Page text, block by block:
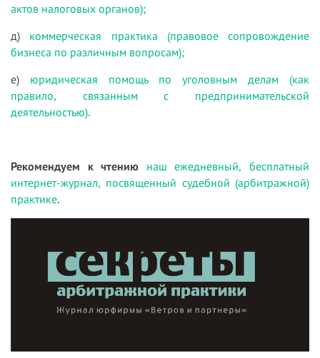
актов налоговых органов);
д) коммерческая практика (правовое сопровождение
бизнеса по различным вопросам);
е) юридическая помощь по уголовным делам (как
правило, связанным с предпринимательской
деятельностью).
Рекомендуем к чтению наш ежедневный, бесплатный
интернет-журнал, посвященный судебной (арбитражной)
практике.